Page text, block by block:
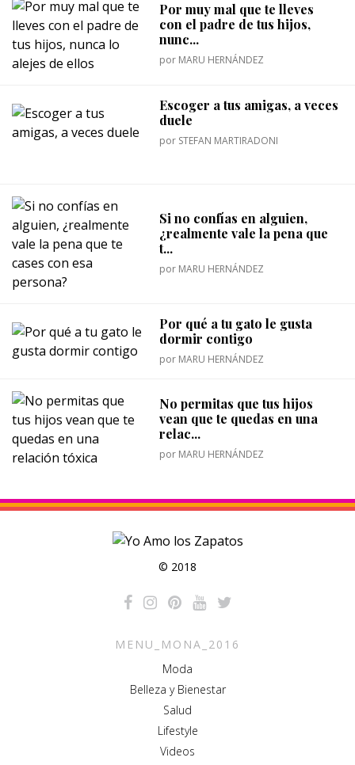
Por muy mal que te lleves
con el padre de tus hijos,
nunc...
por MARU HERNÁNDEZ
Escoger a tus amigas, a veces
duele
por STEFAN MARTIRADONI
Si no confías en alguien,
¿realmente vale la pena que
t...
por MARU HERNÁNDEZ
Por qué a tu gato le gusta
dormir contigo
por MARU HERNÁNDEZ
No permitas que tus hijos
vean que te quedas en una
relac...
por MARU HERNÁNDEZ
© 2018
MENU_MONA_2016
Moda
Belleza y Bienestar
Salud
Lifestyle
Videos